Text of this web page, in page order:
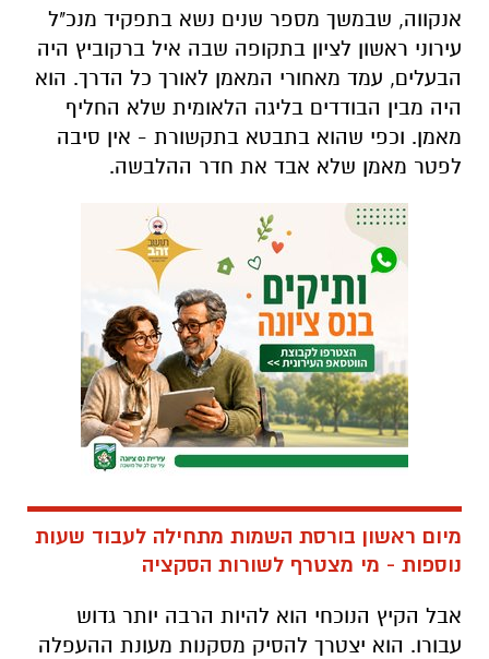
אנקווה, שבמשך מספר שנים נשא בתפקיד מנכ"ל
עירוני ראשון לציון בתקופה שבה איל ברקוביץ היה
הבעלים, עמד מאחורי המאמן לאורך כל הדרך. הוא
היה מבין הבודדים בליגה הלאומית שלא החליף
מאמן. וכפי שהוא בתבטא בתקשורת - אין סיבה
לפטר מאמן שלא אבד את חדר ההלבשה.
מיום ראשון בורסת השמות מתחילה לעבוד שעות
נוספות - מי מצטרף לשורות הסקציה
אבל הקיץ הנוכחי הוא להיות הרבה יותר גדוש
עבורו. הוא יצטרך להסיק מסקנות מעונת ההעפלה